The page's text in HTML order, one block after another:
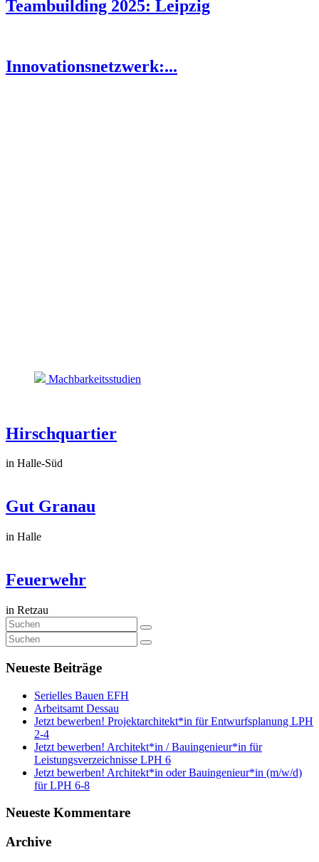
Teambuilding 2025: Leipzig
Innovationsnetzwerk:...
Machbarkeitsstudien
Hirschquartier
in Halle-Süd
Gut Granau
in Halle
Feuerwehr
in Retzau
Neueste Beiträge
Serielles Bauen EFH
Arbeitsamt Dessau
Jetzt bewerben! Projektarchitekt*in für Entwurfsplanung LPH
2-4
Jetzt bewerben! Architekt*in / Bauingenieur*in für
Leistungsverzeichnisse LPH 6
Jetzt bewerben! Architekt*in oder Bauingenieur*in (m/w/d)
für LPH 6-8
Neueste Kommentare
Archive